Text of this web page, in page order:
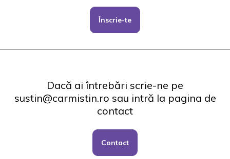
Înscrie-te
Dacă ai întrebări scrie-ne pe
sustin@carmistin.ro sau intră la pagina de
contact
Contact